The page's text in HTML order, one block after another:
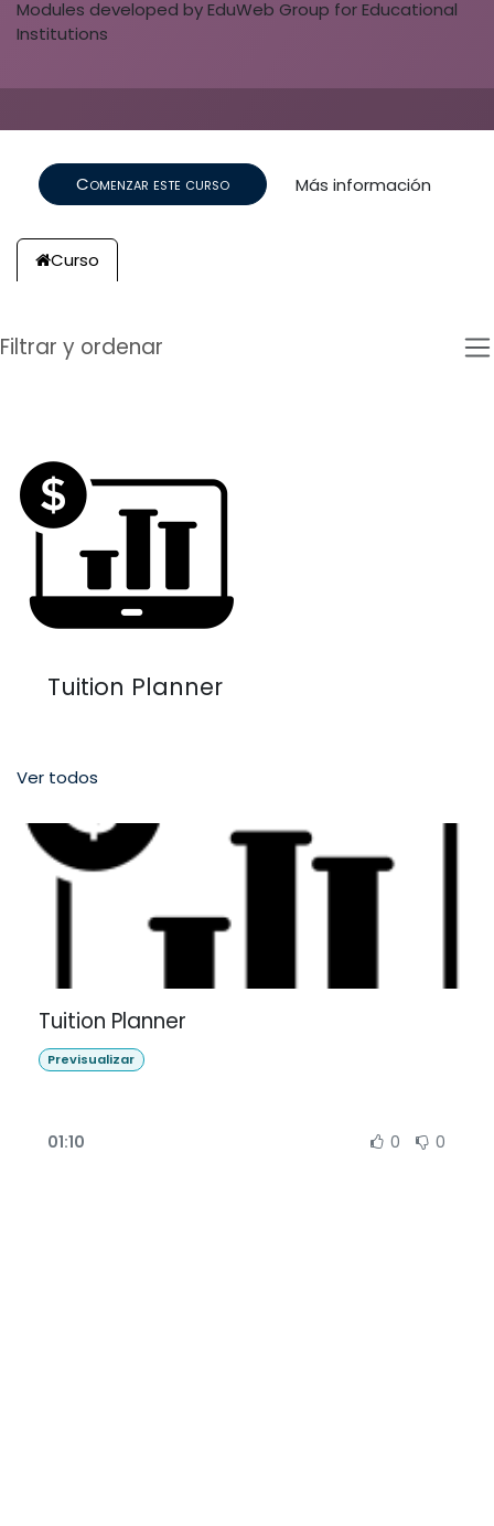
Modules developed by EduWeb Group for Educational
Institutions
Comenzar este curso Más información
Curso
Filtrar y ordenar
Tuition Planner
Ver todos
Tuition Planner
Previsualizar
01:10 0 0